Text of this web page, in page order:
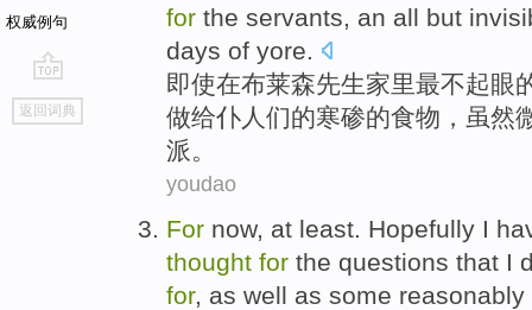
权威例句
go
top
返回词典
for the servants, an all but
days of yore.
即使在布莱森先生家里最不起眼
做给仆人 们的寒碜的食物 ，虽然
派。
youdao
For now, at least Hopefully I
thought for the questions that I
for, as well as some reasonably